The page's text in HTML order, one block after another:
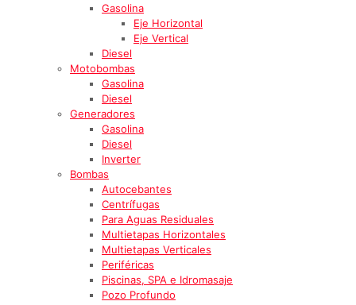
Gasolina
Eje Horizontal
Eje Vertical
Diesel
Motobombas
Gasolina
Diesel
Generadores
Gasolina
Diesel
Inverter
Bombas
Autocebantes
Centrífugas
Para Aguas Residuales
Multietapas Horizontales
Multietapas Verticales
Periféricas
Piscinas, SPA e Idromasaje
Pozo Profundo